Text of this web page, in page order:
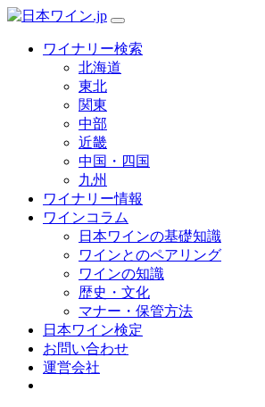
ワイナリー検索
北海道
東北
関東
中部
近畿
中国・四国
九州
ワイナリー情報
ワインコラム
日本ワインの基礎知識
ワインとのペアリング
ワインの知識
歴史・文化
マナー・保管方法
日本ワイン検定
お問い合わせ
運営会社